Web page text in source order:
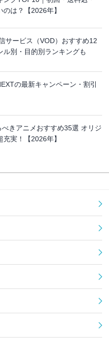
は？【2026年】
サービス（VOD）おすすめ12
ル別・目的別ランキングも
の最新キャンペーン・割引
べきアニメおすすめ35選 オリジ
実！【2026年】